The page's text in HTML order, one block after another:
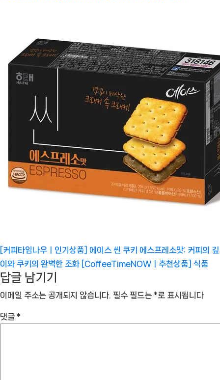
[커피타임나우ㅣ인기상품] 에이스 씬 쿠키 에스프레소맛: 커피의 깊
이와 쿠키의 완벽한 조화 [CoffeeTimeNOWㅣ추천상품] 식품
답글 남기기
이메일 주소는 공개되지 않습니다. 필수 필드는 *로 표시됩니다
댓글 *